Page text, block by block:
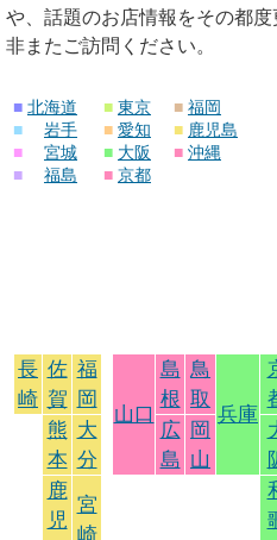
や、話題のお店情報をその都
非またご訪問ください。
■ 北海道
■
岩手
■
宮城
■
福島
■ 東京
■ 愛知
■ 大阪
■ 京都
■ 福岡
■ 鹿児島
■ 沖縄
長
崎
佐
賀
福
岡
山口
島
根
鳥
取
兵庫
熊
本
大
分
広
島
岡
山
鹿
児
宮
崎